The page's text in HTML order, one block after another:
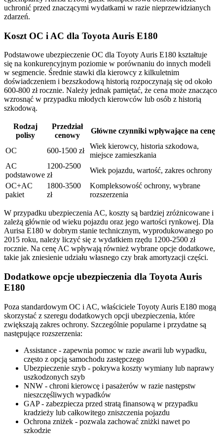
uchronić przed znaczącymi wydatkami w razie nieprzewidzianych
zdarzeń.
Koszt OC i AC dla Toyota Auris E180
Podstawowe ubezpieczenie OC dla Toyoty Auris E180 kształtuje
się na konkurencyjnym poziomie w porównaniu do innych modeli
w segmencie. Średnie stawki dla kierowcy z kilkuletnim
doświadczeniem i bezszkodową historią rozpoczynają się od około
600-800 zł rocznie. Należy jednak pamiętać, że cena może znacząco
wzrosnąć w przypadku młodych kierowców lub osób z historią
szkodową.
Rodzaj
polisy
Przedział
cenowy
Główne czynniki wpływające na cenę
OC 600-1500 zł
Wiek kierowcy, historia szkodowa,
miejsce zamieszkania
AC
podstawowe
1200-2500
zł
Wiek pojazdu, wartość, zakres ochrony
OC+AC
pakiet
1800-3500
zł
Kompleksowość ochrony, wybrane
rozszerzenia
W przypadku ubezpieczenia AC, koszty są bardziej zróżnicowane i
zależą głównie od wieku pojazdu oraz jego wartości rynkowej. Dla
Aurisa E180 w dobrym stanie technicznym, wyprodukowanego po
2015 roku, należy liczyć się z wydatkiem rzędu 1200-2500 zł
rocznie. Na cenę AC wpływają również wybrane opcje dodatkowe,
takie jak zniesienie udziału własnego czy brak amortyzacji części.
Dodatkowe opcje ubezpieczenia dla Toyota Auris
E180
Poza standardowym OC i AC, właściciele Toyoty Auris E180 mogą
skorzystać z szeregu dodatkowych opcji ubezpieczenia, które
zwiększają zakres ochrony. Szczególnie popularne i przydatne są
następujące rozszerzenia:
Assistance - zapewnia pomoc w razie awarii lub wypadku,
często z opcją samochodu zastępczego
Ubezpieczenie szyb - pokrywa koszty wymiany lub naprawy
uszkodzonych szyb
NNW - chroni kierowcę i pasażerów w razie następstw
nieszczęśliwych wypadków
GAP - zabezpiecza przed stratą finansową w przypadku
kradzieży lub całkowitego zniszczenia pojazdu
Ochrona zniżek - pozwala zachować zniżki nawet po
szkodzie